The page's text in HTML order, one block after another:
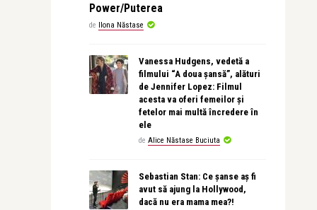
Power/Puterea
de Ilona Năstase
Vanessa Hudgens, vedetă a
filmului “A doua șansă”, alături
de Jennifer Lopez: Filmul
acesta va oferi femeilor și
fetelor mai multă încredere în
ele
de Alice Năstase Buciuta
Sebastian Stan: Ce șanse aș fi
avut să ajung la Hollywood,
dacă nu era mama mea?!